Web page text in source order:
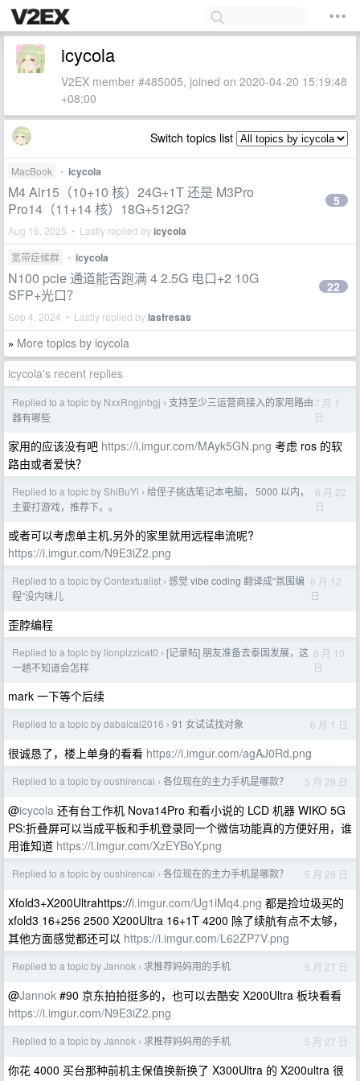
icycola
V2EX member #485005, joined on 2020-04-20 15:19:48
+08:00
Switch topics list
MacBook • icycola
M4 Air15（10+10 核）24G+1T 还是 M3Pro
Pro14（11+14 核）18G+512G？
Aug 16, 2025 • Lastly replied byicycola
5
宽带症候群 • icycola
N100 pcie 通道能否跑满 4 2.5G 电口+2 10G
SFP+光口？
Sep 4, 2024 • Lastly replied bylasfresas
22
» More topics by icycola
icycola's recent replies
Replied to a topic by NxxRngjnbgj › 支持至少三运营商接入的家用路由
器有哪些
7 月 1
日
家用的应该没有吧 https://i.imgur.com/MAyk5GN.png 考虑 ros 的软
路由或者爱快？
Replied to a topic by ShiBuYi › 给侄子挑选笔记本电脑， 5000 以内，
主要打游戏，推荐下。。
6 月 22
日
或者可以考虑单主机,另外的家里就用远程串流呢?
https://i.imgur.com/N9E3iZ2.png
Replied to a topic by Contextualist › 感觉 vibe coding 翻译成“氛围编
程”没内味儿
6 月 12
日
歪脖编程
Replied to a topic by lionpizzicat0 › [记录帖] 朋友准备去泰国发展，这
一趟不知道会怎样
6 月 10
日
mark 一下等个后续
Replied to a topic by dabaicai2016 › 91 女试试找对象 6 月 1 日
很诚恳了，楼上单身的看看 https://i.imgur.com/agAJ0Rd.png
Replied to a topic by oushirencai › 各位现在的主力手机是哪款？ 5 月 29 日
@icycola 还有台工作机 Nova14Pro 和看小说的 LCD 机器 WIKO 5G
PS:折叠屏可以当成平板和手机登录同一个微信功能真的方便好用，谁
用谁知道 https://i.imgur.com/XzEYBoY.png
Replied to a topic by oushirencai › 各位现在的主力手机是哪款？ 5 月 29 日
Xfold3+X200Ultrahttps://i.imgur.com/Ug1iMq4.png 都是捡垃圾买的
xfold3 16+256 2500 X200Ultra 16+1T 4200 除了续航有点不太够，
其他方面感觉都还可以 https://i.imgur.com/L62ZP7V.png
Replied to a topic by Jannok › 求推荐妈妈用的手机 5 月 27 日
@Jannok #90 京东拍拍挺多的，也可以去酷安 X200Ultra 板块看看
https://i.imgur.com/N9E3iZ2.png
Replied to a topic by Jannok › 求推荐妈妈用的手机 5 月 27 日
你花 4000 买台那种前机主保值换新换了 X300Ultra 的 X200ultra 很